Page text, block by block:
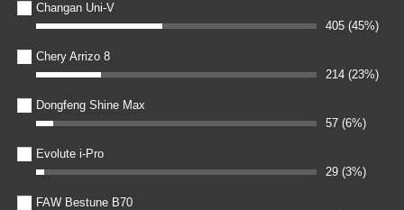
Changan Uni-V
405 (45%)
Chery Arrizo 8
214 (23%)
Dongfeng Shine Max
57 (6%)
Evolute i-Pro
29 (3%)
FAW Bestune B70